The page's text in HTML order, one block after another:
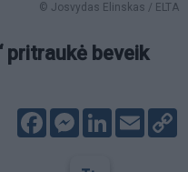
© Josvydas Elinskas / ELTA
pritraukė beveik
FacebookMessenger
LinkedIn
Email